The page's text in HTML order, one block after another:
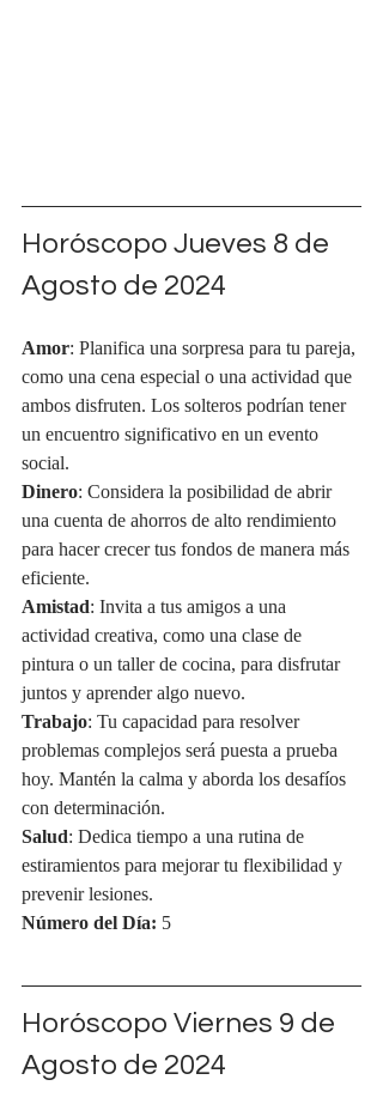
Horóscopo Jueves 8 de
Agosto de 2024
Amor: Planifica una sorpresa para tu pareja,
como una cena especial o una actividad que
ambos disfruten. Los solteros podrían tener
un encuentro significativo en un evento
social.
Dinero: Considera la posibilidad de abrir
una cuenta de ahorros de alto rendimiento
para hacer crecer tus fondos de manera más
eficiente.
Amistad: Invita a tus amigos a una
actividad creativa, como una clase de
pintura o un taller de cocina, para disfrutar
juntos y aprender algo nuevo.
Trabajo: Tu capacidad para resolver
problemas complejos será puesta a prueba
hoy. Mantén la calma y aborda los desafíos
con determinación.
Salud: Dedica tiempo a una rutina de
estiramientos para mejorar tu flexibilidad y
prevenir lesiones.
Número del Día: 5
Horóscopo Viernes 9 de
Agosto de 2024